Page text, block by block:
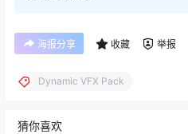
海报分享 收藏 举报
Dynamic VFX Pack
猜你喜欢